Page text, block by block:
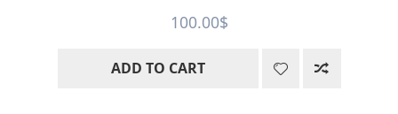
out of 5
100.00$
ADD TO CART